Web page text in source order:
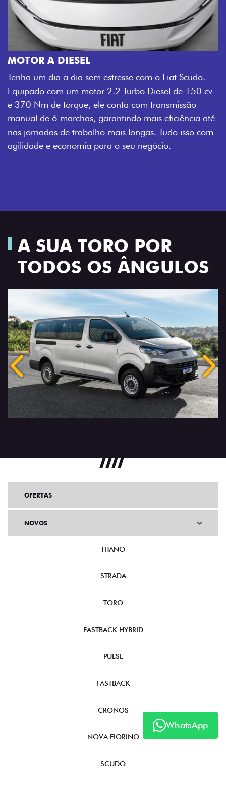
MOTOR A DIESEL
Tenha um dia a dia sem estresse com o Fiat Scudo.
Equipado com um motor 2.2 Turbo Diesel de 150 cv
e 370 Nm de torque, ele conta com transmissão
manual de 6 marchas, garantindo mais eficiência até
nas jornadas de trabalho mais longas. Tudo isso com
agilidade e economia para o seu negócio.
A SUA TORO POR
TODOS OS ÂNGULOS
Anterior
WhatsApp
OFERTAS
NOVOS
TITANO
STRADA
TORO
FASTBACK HYBRID
PULSE
FASTBACK
CRONOS
NOVA FIORINO
SCUDO